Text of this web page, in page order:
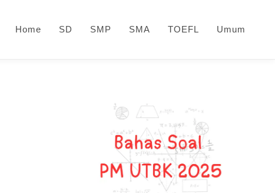
Home SD SMP SMA TOEFL Umum